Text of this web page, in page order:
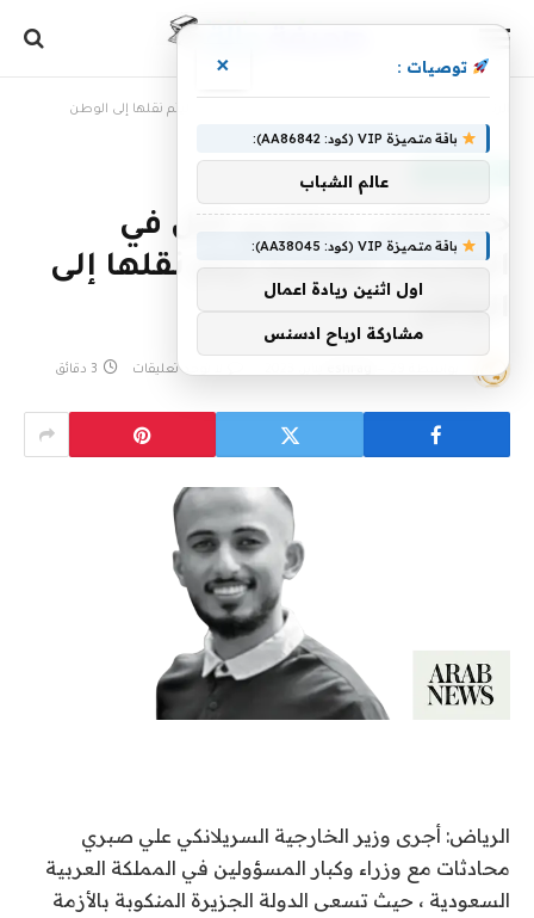
جثة طالب سعودي قتل في الولايات المتحدة ليتم نقلها إلى الوطن
جثة طالب سعودي قتل في
الولايات المتحدة ليتم نقلها إلى
الوطن
لا توجد تعليقات 3 دقائق
الرياض: أجرى وزير الخارجية السريلانكي علي صبري
محادثات مع وزراء وكبار المسؤولين في المملكة العربية
السعودية ، حيث تسعى الدولة الجزيرة المنكوبة بالأزمة
توصيات : ×
باقة متميزة VIP (كود: AA86842):
عالم الشباب
باقة متميزة VIP (كود: AA38045):
اول اثنين ريادة اعمال
مشاركة ارباح ادسنس